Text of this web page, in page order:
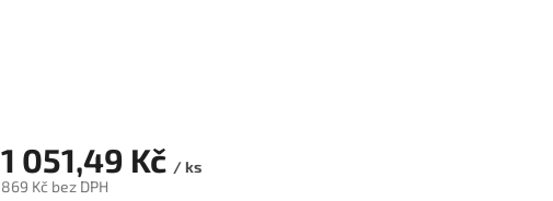
1 051,49 Kč / ks
869 Kč bez DPH